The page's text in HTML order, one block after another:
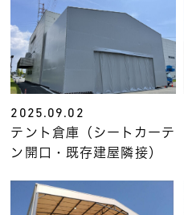
2025.09.02
テント倉庫（シートカーテ
ン開口・既存建屋隣接）